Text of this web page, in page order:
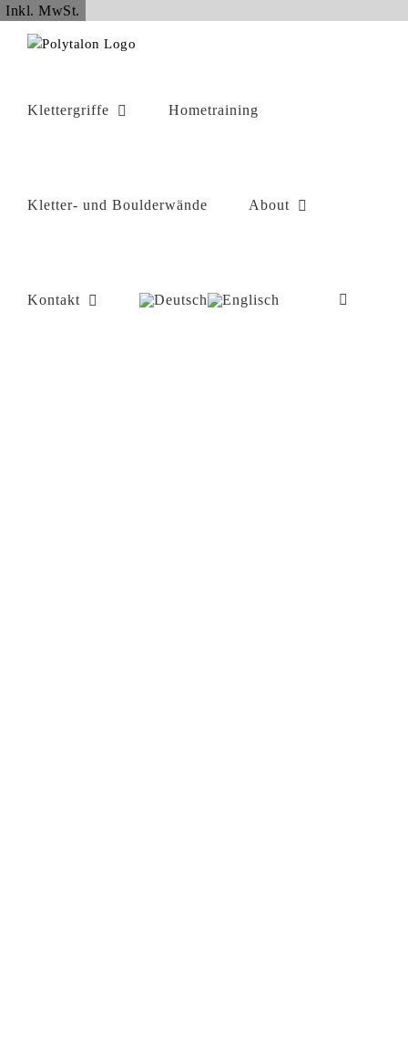
Inkl. MwSt.
springen
Klettergriffe Hometraining
Kletter- und Boulderwände About
Kontakt